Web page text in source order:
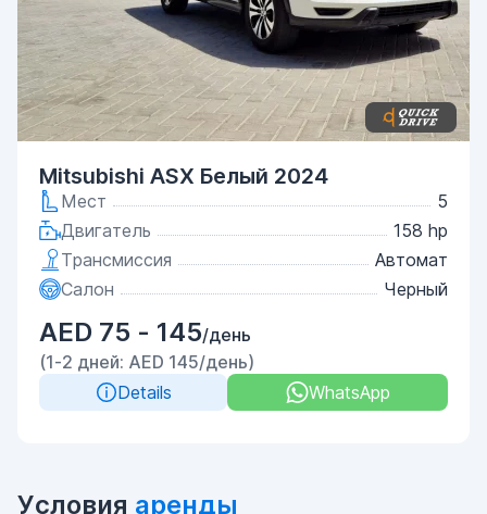
Mitsubishi ASX Белый 2024
Мест
5
Двигатель
158 hp
Трансмиссия
Автомат
Салон
Черный
AED 75 - 145/день
(1-2 дней: AED 145/день)
Details
WhatsApp
Условия аренды